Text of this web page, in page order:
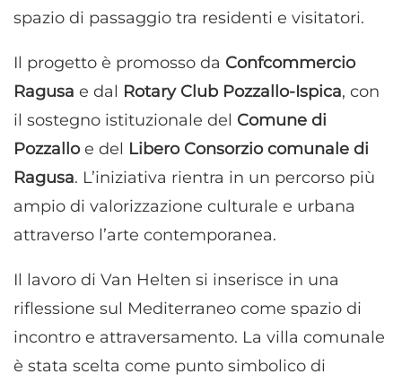
spazio di passaggio tra residenti e visitatori.
Il progetto è promosso da Confcommercio
Ragusa e dal Rotary Club Pozzallo-Ispica, con
il sostegno istituzionale del Comune di
Pozzalloe del Libero Consorzio comunale di
Ragusa. L’iniziativa rientra in un percorso più
ampio di valorizzazione culturale e urbana
attraverso l’arte contemporanea.
Il lavoro di Van Helten si inserisce in una
riflessione sul Mediterraneo come spazio di
incontro e attraversamento. La villa comunale
è stata scelta come punto simbolico di